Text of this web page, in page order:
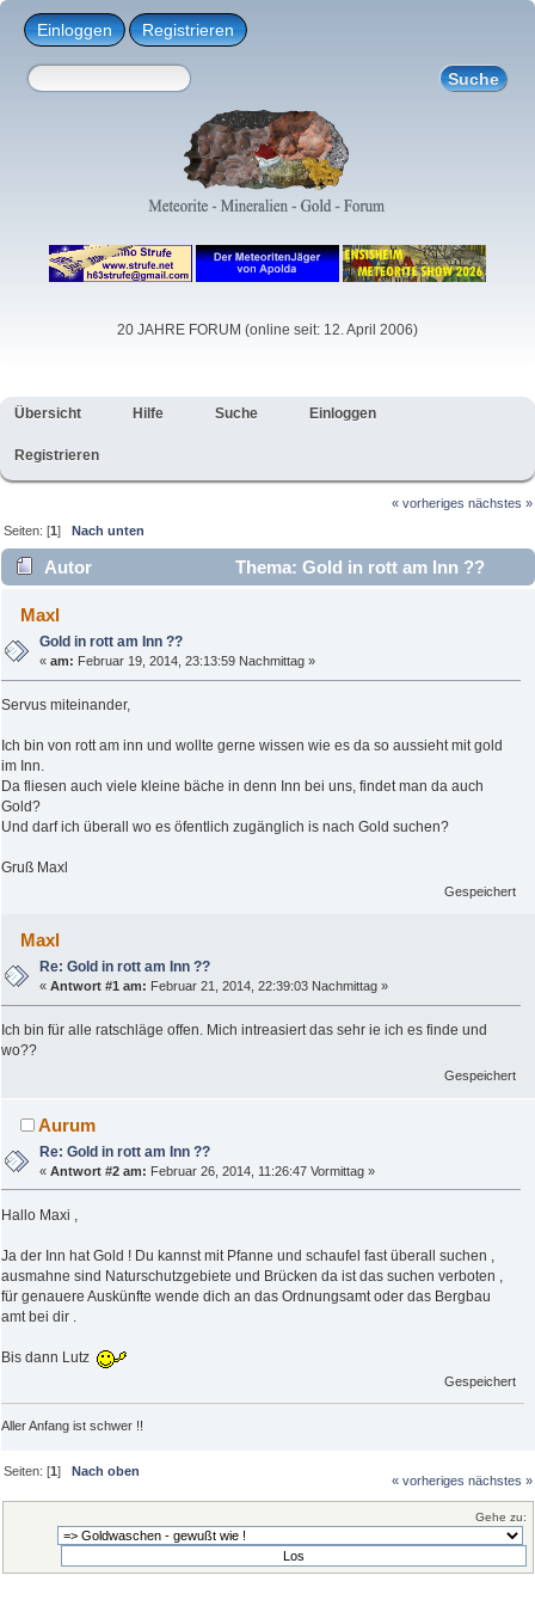
Einloggen Registrieren
20 JAHRE FORUM (online seit: 12. April 2006)
Übersicht Hilfe Suche Einloggen
Registrieren
« vorheriges nächstes »
Seiten: [1]Nach unten
Autor
Thema: Gold in rott am Inn ??
(Gelesen 5372 mal)
Maxl
Gold in rott am Inn ??
«am: Februar 19, 2014, 23:13:59 Nachmittag »
Servus miteinander,
Ich bin von rott am inn und wollte gerne wissen wie es da so aussieht mit gold
im Inn.
Da fliesen auch viele kleine bäche in denn Inn bei uns, findet man da auch
Gold?
Und darf ich überall wo es öfentlich zugänglich is nach Gold suchen?
Gruß Maxl
Gespeichert
Maxl
Re: Gold in rott am Inn ??
«Antwort #1 am: Februar 21, 2014, 22:39:03 Nachmittag »
Ich bin für alle ratschläge offen. Mich intreasiert das sehr ie ich es finde und
wo??
Gespeichert
Aurum
Re: Gold in rott am Inn ??
«Antwort #2 am: Februar 26, 2014, 11:26:47 Vormittag »
Hallo Maxi ,
Ja der Inn hat Gold ! Du kannst mit Pfanne und schaufel fast überall suchen ,
ausmahne sind Naturschutzgebiete und Brücken da ist das suchen verboten ,
für genauere Auskünfte wende dich an das Ordnungsamt oder das Bergbau
amt bei dir .
Bis dann Lutz
Gespeichert
Aller Anfang ist schwer !!
Seiten: [1]Nach oben
« vorheriges nächstes »
Gehe zu: